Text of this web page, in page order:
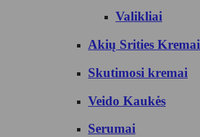
Valikliai
Akių Srities Kremai
Skutimosi kremai
Veido Kaukės
Serumai